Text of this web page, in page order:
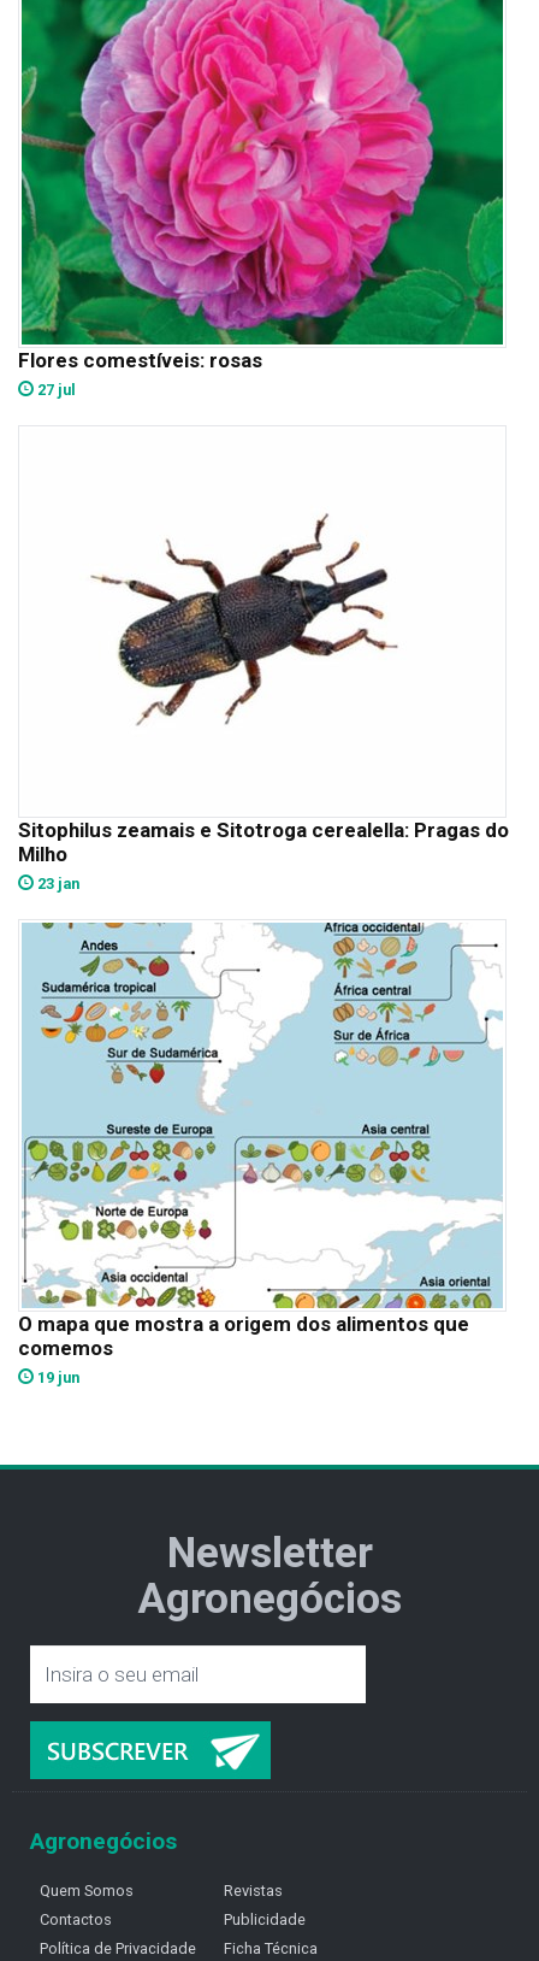
Flores comestíveis: rosas
27 jul
Sitophilus zeamais e Sitotroga cerealella: Pragas do
Milho
23 jan
O mapa que mostra a origem dos alimentos que
comemos
19 jun
Newsletter
Agronegócios
Agronegócios
Quem Somos
Contactos
Política de Privacidade
Revistas
Publicidade
Ficha Técnica